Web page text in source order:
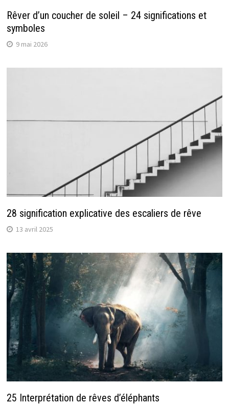
Rêver d’un coucher de soleil – 24 significations et
symboles
9 mai 2026
28 signification explicative des escaliers de rêve
13 avril 2025
25 Interprétation de rêves d’éléphants